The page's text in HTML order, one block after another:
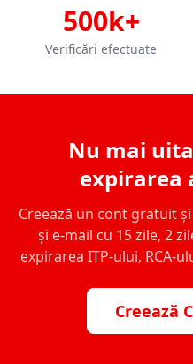
500k+
Verificări efectuate
Nu mai
expirarea
Creează un cont gratuit
și e-mail cu 15 zile, 2
expirarea ITP-ului, RCA-
Creează